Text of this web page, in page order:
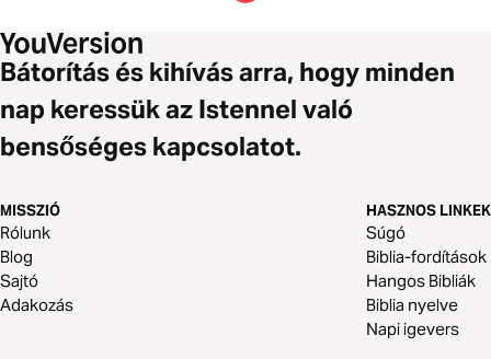
Bátorítás és kihívás arra, hogy minden
nap keressük az Istennel való
bensőséges kapcsolatot.
MISSZIÓ
Rólunk
Blog
Sajtó
Adakozás
HASZNOS LINKEK
Súgó
Biblia-fordítások
Hangos Bibliák
Biblia nyelve
Napi igevers